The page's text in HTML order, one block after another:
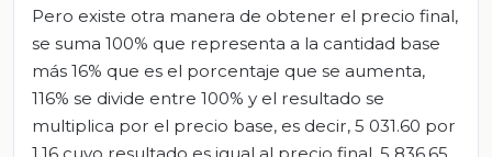
Pero existe otra manera de obtener el precio final,
se suma 100% que representa a la cantidad base
más 16% que es el porcentaje que se aumenta,
116% se divide entre 100% y el resultado se
multiplica por el precio base, es decir, 5 031.60 por
1.16 cuyo resultado es igual al precio final, 5 836.65